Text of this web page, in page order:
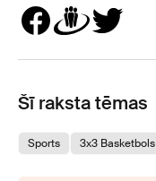
Šī raksta tēmas
Sports 3x3 Basketbols